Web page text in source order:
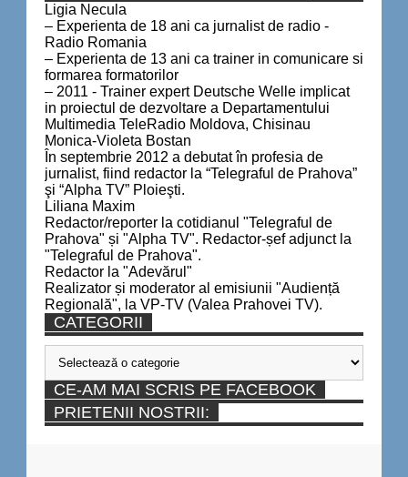
Ligia Necula
– Experienta de 18 ani ca jurnalist de radio -
Radio Romania
– Experienta de 13 ani ca trainer in comunicare si
formarea formatorilor
– 2011 - Trainer expert Deutsche Welle implicat
in proiectul de dezvoltare a Departamentului
Multimedia TeleRadio Moldova, Chisinau
Monica-Violeta Bostan
În septembrie 2012 a debutat în profesia de
jurnalist, fiind redactor la “Telegraful de Prahova”
şi “Alpha TV” Ploieşti.
Liliana Maxim
Redactor/reporter la cotidianul "Telegraful de
Prahova" și "Alpha TV". Redactor-șef adjunct la
"Telegraful de Prahova".
Redactor la "Adevărul"
Realizator și moderator al emisiunii "Audiență
Regională", la VP-TV (Valea Prahovei TV).
CATEGORII
Categorii
CE-AM MAI SCRIS PE FACEBOOK
PRIETENII NOSTRII: